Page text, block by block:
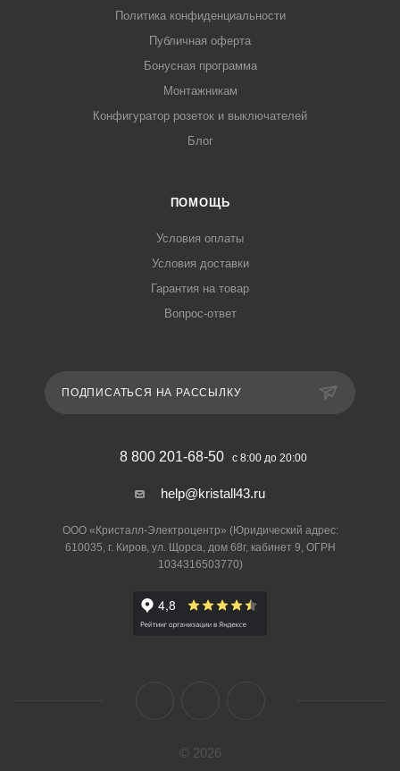
Политика конфиденциальности
Публичная оферта
Бонусная программа
Монтажникам
Конфигуратор розеток и выключателей
Блог
ПОМОЩЬ
Условия оплаты
Условия доставки
Гарантия на товар
Вопрос-ответ
ПОДПИСАТЬСЯ НА РАССЫЛКУ
8 800 201-68-50 с 8:00 до 20:00
help@kristall43.ru
ООО «Кристалл-Электроцентр» (Юридический адрес:
610035, г. Киров, ул. Щорса, дом 68г, кабинет 9, ОГРН
1034316503770)
© 2026